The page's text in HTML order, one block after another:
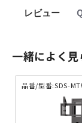
レビュー
一緒によく
品番/型番:SDS-